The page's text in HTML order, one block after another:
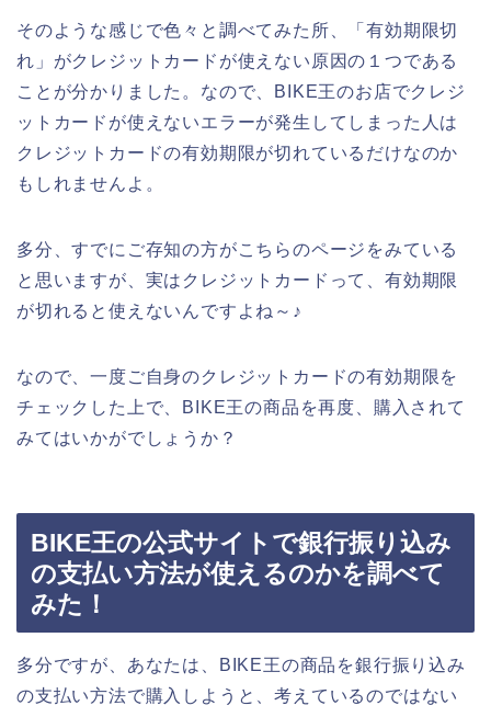
そのような感じで色々と調べてみた所、「有効期限切
れ」がクレジットカードが使えない原因の１つである
ことが分かりました。なので、BIKE王のお店でクレジ
ットカードが使えないエラーが発生してしまった人は
クレジットカードの有効期限が切れているだけなのか
もしれませんよ。
多分、すでにご存知の方がこちらのページをみている
と思いますが、実はクレジットカードって、有効期限
が切れると使えないんですよね～♪
なので、一度ご自身のクレジットカードの有効期限を
チェックした上で、BIKE王の商品を再度、購入されて
みてはいかがでしょうか？
BIKE王の公式サイトで銀行振り込み
の支払い方法が使えるのかを調べて
みた！
多分ですが、あなたは、BIKE王の商品を銀行振り込み
の支払い方法で購入しようと、考えているのではない